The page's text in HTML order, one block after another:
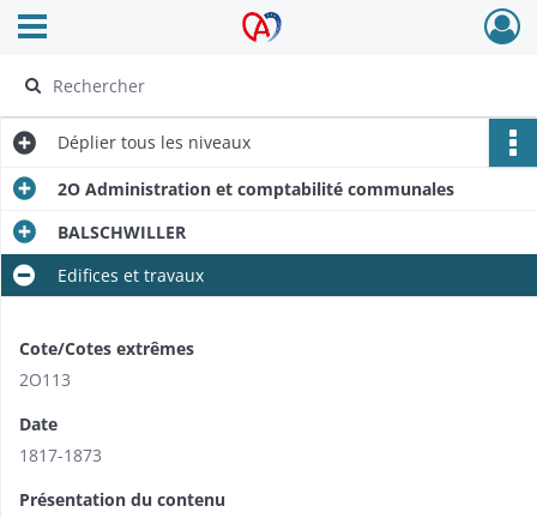
Archives Alsace - Colmar
Ouvrir le menu déroulant
Déplier tous les niveaux
2O Administration et comptabilité communales
BALSCHWILLER
Edifices et travaux
Cote/Cotes extrêmes
2O113
Date
1817-1873
Présentation du contenu